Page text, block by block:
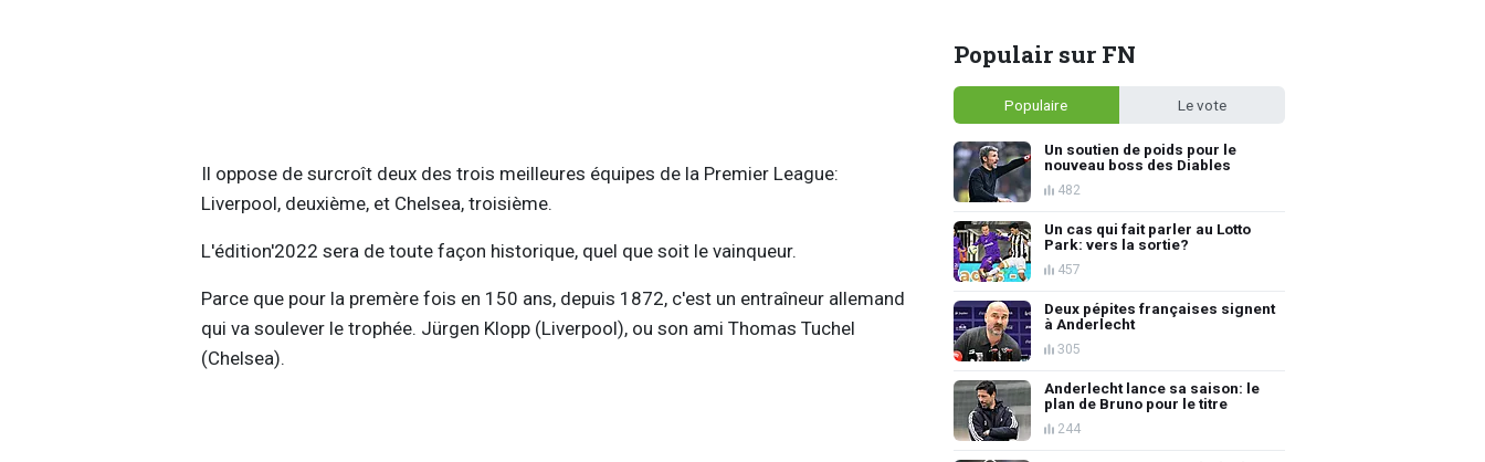
Il oppose de surcroît deux des trois meilleures équipes de la Premier League:
Liverpool, deuxième, et Chelsea, troisième.
L'édition'2022 sera de toute façon historique, quel que soit le vainqueur.
Parce que pour la premère fois en 150 ans, depuis 1872, c'est un entraîneur allemand
qui va soulever le trophée. Jürgen Klopp (Liverpool), ou son ami Thomas Tuchel
(Chelsea).
Populair sur FN
Populaire Le vote
Un soutien de poids pour le
nouveau boss des Diables
482
Un cas qui fait parler au Lotto
Park: vers la sortie?
457
Deux pépites françaises signent
à Anderlecht
305
Anderlecht lance sa saison: le
plan de Bruno pour le titre
244